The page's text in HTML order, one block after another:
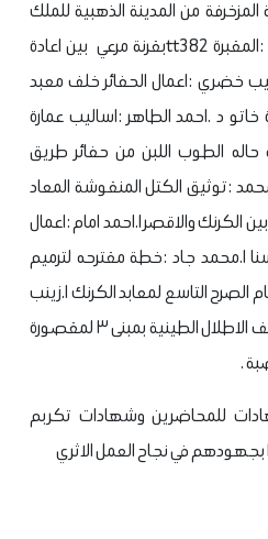
المزخرفة من المدينة الذهبية للملك
ا. السيد ممدوح :المقبرة tt382بقرنة مرعي بين اعادة
خضري :اعمال الحفائر خلف معبد
خاتو د .احمد الطاهر :اساليب عمارة
الطوب اللبن من حفائر طريق
:توثيق الكتل المنقوشة المعاد
الكرنك والاقصرا.احمد امام :اعمال
ا.محمد جاد :خطة مقترحه لترميم
الصرح التاسع لمعابد الكرنكا.زينب
محسن حنفي : دراسة مظاهر تلف الاطلال الطينية بمبنى ٣ لمقصورة
.
للمحاضرين وشهادات تكربم
بجهودهم في نجاح العمل الاثري